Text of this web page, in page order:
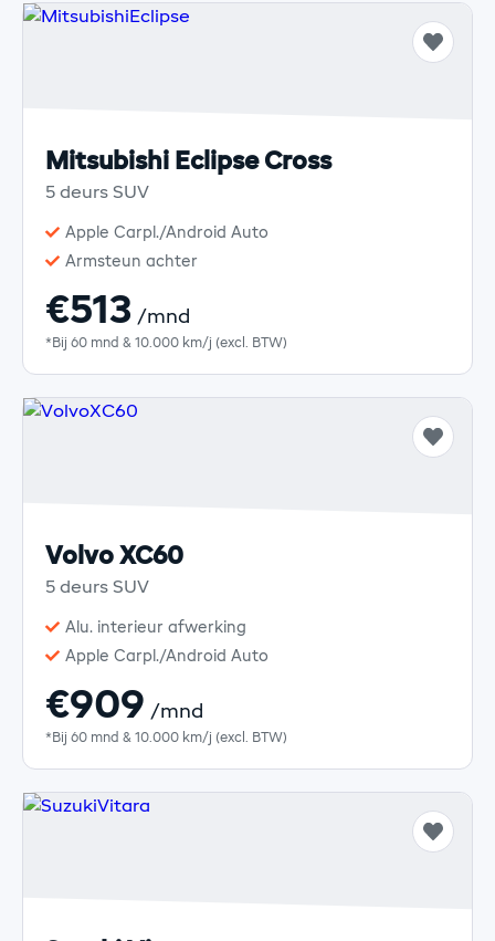
Mitsubishi Eclipse Cross
5 deurs SUV
Apple Carpl./Android Auto
Armsteun achter
€513 /mnd
*Bij 60 mnd & 10.000 km/j (excl. BTW)
Volvo XC60
5 deurs SUV
Alu. interieur afwerking
Apple Carpl./Android Auto
€909 /mnd
*Bij 60 mnd & 10.000 km/j (excl. BTW)